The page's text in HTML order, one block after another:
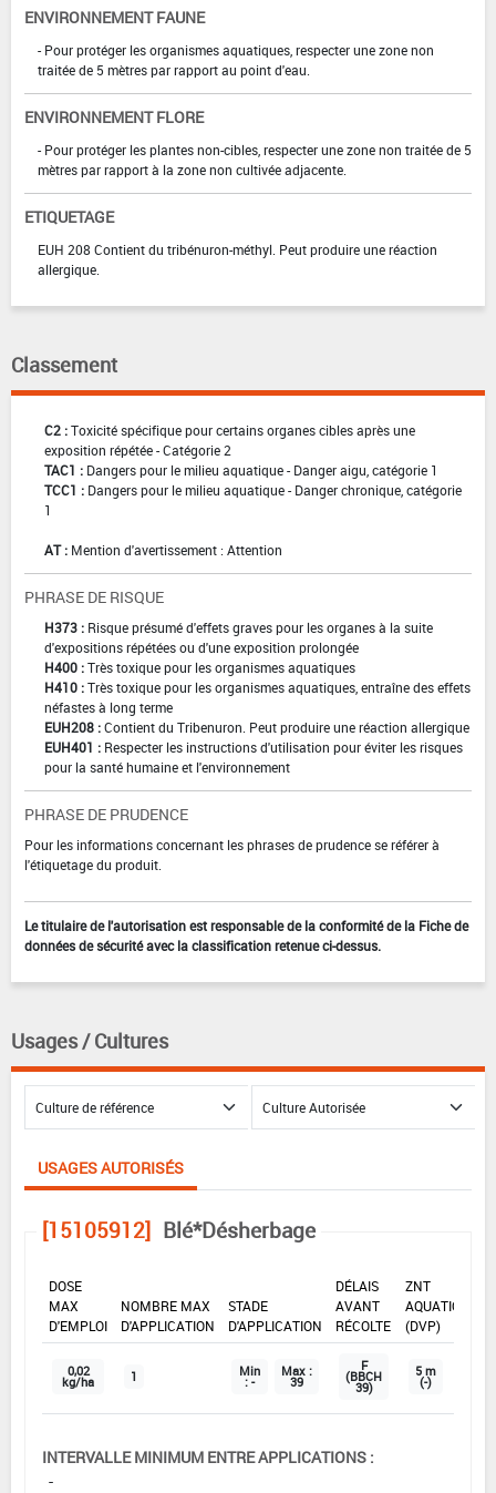
ENVIRONNEMENT FAUNE
- Pour protéger les organismes aquatiques, respecter une zone non
traitée de 5 mètres par rapport au point d'eau.
ENVIRONNEMENT FLORE
- Pour protéger les plantes non-cibles, respecter une zone non traitée de 5
mètres par rapport à la zone non cultivée adjacente.
ETIQUETAGE
EUH 208 Contient du tribénuron-méthyl. Peut produire une réaction
allergique.
Classement
C2 :Toxicité spécifique pour certains organes cibles après une
exposition répétée - Catégorie 2
TAC1 : Dangers pour le milieu aquatique - Danger aigu, catégorie 1
TCC1 : Dangers pour le milieu aquatique - Danger chronique, catégorie
1
AT : Mention d'avertissement : Attention
PHRASE DE RISQUE
H373 : Risque présumé d'effets graves pour les organes à la suite
d'expositions répétées ou d'une exposition prolongée
H400 :Très toxique pour les organismes aquatiques
H410 :Très toxique pour les organismes aquatiques, entraîne des effets
néfastes à long terme
EUH208 :Contient du Tribenuron. Peut produire une réaction allergique
EUH401 : Respecter les instructions d'utilisation pour éviter les risques
pour la santé humaine et l'environnement
PHRASE DE PRUDENCE
Pour les informations concernant les phrases de prudence se référer à
l'étiquetage du produit.
Le titulaire de l'autorisation est responsable de la conformité de la Fiche de
données de sécurité avec la classification retenue ci-dessus.
Usages / Cultures
USAGES AUTORISÉS
[15105912] Blé*Désherbage
DOSE
MAX
D'EMPLOI
NOMBRE MAX
D'APPLICATION
STADE
D'APPLICATION
DÉLAIS
AVANT
RÉCOLTE
ZNT
AQUATIQUE
(DVP)
0,02
kg/ha 1 Min
: -
Max :
39
F
(BBCH
39)
5 m
(-)
INTERVALLE MINIMUM ENTRE APPLICATIONS :
-